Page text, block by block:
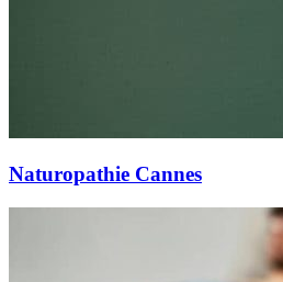
Naturopathie Cannes